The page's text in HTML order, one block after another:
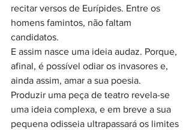
recitar versos de Eurípides. Entre os
homens famintos, não faltam
candidatos.
E assim nasce uma ideia audaz. Porque,
afinal, é possível odiar os invasores e,
ainda assim, amar a sua poesia.
Produzir uma peça de teatro revela-se
uma ideia complexa, e em breve a sua
pequena odisseia ultrapassará os limites